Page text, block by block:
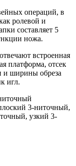
операций, в
ролевой и
составляет 5
ножа.
встроенная
платформа, отсек
и ширины обреза
игл.
3-ниточный,
узкий 3-